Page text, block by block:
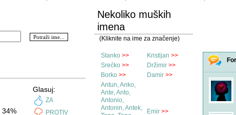
34%
Glasuj:
ZA
PROTIV
Nekoliko muških
imena
(Kliknite na ime za značenje)
Stanko >> Kristijan >>
Srećko >> Držimir >>
Borko >> Damir >>
Antun, Anko,
Ante, Anto,
Antonio,
Antonin, Antek,
Emir >>